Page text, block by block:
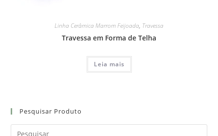
Linha Cerâmica Marrom Feijoada, Travessa
Travessa em Forma de Telha
Leia mais
Pesquisar Produto